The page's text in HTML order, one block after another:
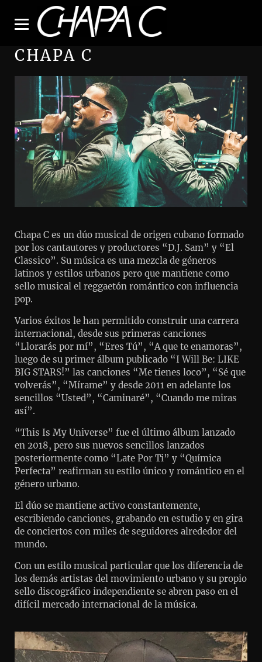
CHAPA C
Chapa C es un dúo musical de origen cubano formado
por los cantautores y productores “D.J. Sam” y “El
Classico”. Su música es una mezcla de géneros
latinos y estilos urbanos pero que mantiene como
sello musical el reggaetón romántico con influencia
pop.
Varios éxitos le han permitido construir una carrera
internacional, desde sus primeras canciones
“Llorarás por mí”, “Eres Tú”, “A que te enamoras”,
luego de su primer álbum publicado “I Will Be: LIKE
BIG STARS!” las canciones “Me tienes loco”, “Sé que
volverás”, “Mírame” y desde 2011 en adelante los
sencillos “Usted”, “Caminaré”, “Cuando me miras
así”.
“This Is My Universe” fue el último álbum lanzado
en 2018, pero sus nuevos sencillos lanzados
posteriormente como “Late Por Ti” y “Química
Perfecta” reafirman su estilo único y romántico en el
género urbano.
El dúo se mantiene activo constantemente,
escribiendo canciones, grabando en estudio y en gira
de conciertos con miles de seguidores alrededor del
mundo.
Con un estilo musical particular que los diferencia de
los demás artistas del movimiento urbano y su propio
sello discográfico independiente se abren paso en el
difícil mercado internacional de la música.